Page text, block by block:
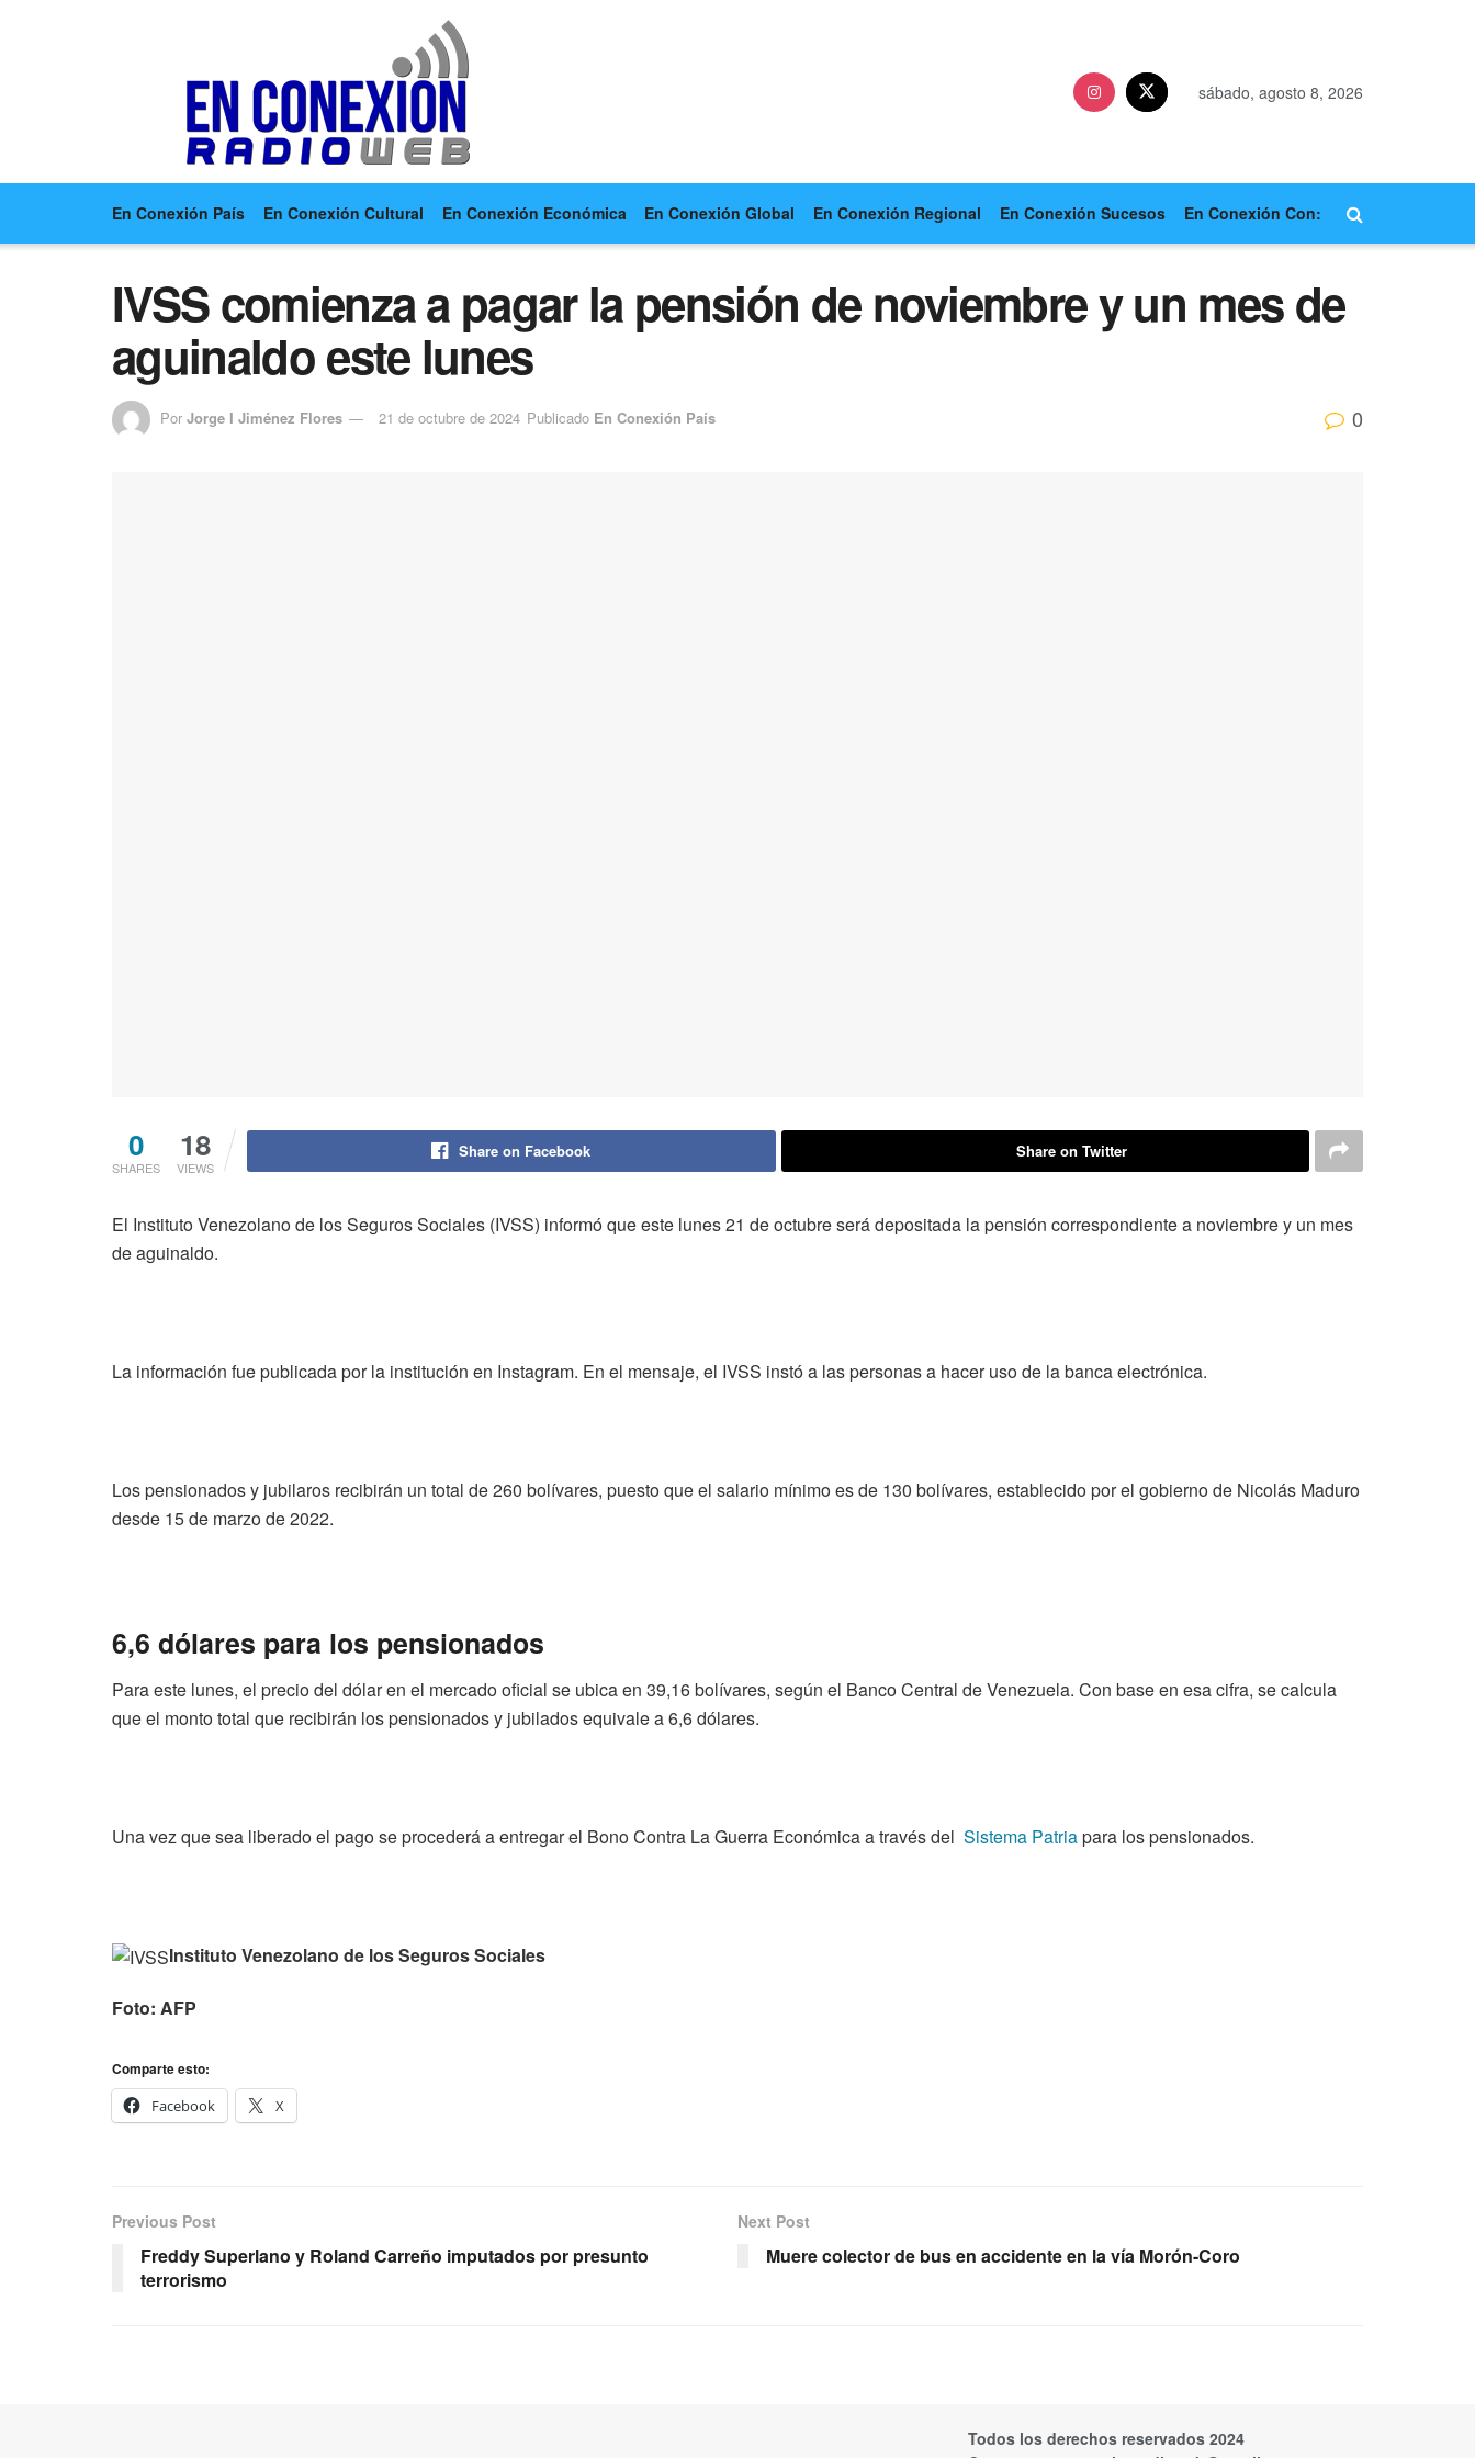
sábado, agosto 8, 2026
En Conexión País En Conexión Cultural En Conexión Económica En Conexión Global En Conexión Regional En Conexión Sucesos En Conexión Con:
IVSS comienza a pagar la pensión de noviembre y un mes de
aguinaldo este lunes
Por Jorge I Jiménez Flores 21 de octubre de 2024 Publicado En Conexión País 0
0
SHARES
18
VIEWS
Share on Facebook Share on Twitter
El Instituto Venezolano de los Seguros Sociales (IVSS) informó que este lunes 21 de octubre será depositada la pensión correspondiente a noviembre y un mes
de aguinaldo.
La información fue publicada por la institución en Instagram. En el mensaje, el IVSS instó a las personas a hacer uso de la banca electrónica.
Los pensionados y jubilaros recibirán un total de 260 bolívares, puesto que el salario mínimo es de 130 bolívares, establecido por el gobierno de Nicolás Maduro
desde 15 de marzo de 2022.
6,6 dólares para los pensionados
Para este lunes, el precio del dólar en el mercado oficial se ubica en 39,16 bolívares, según el Banco Central de Venezuela. Con base en esa cifra, se calcula
que el monto total que recibirán los pensionados y jubilados equivale a 6,6 dólares.
Una vez que sea liberado el pago se procederá a entregar el Bono Contra La Guerra Económica a través del Sistema Patriapara los pensionados.
Instituto Venezolano de los Seguros Sociales
Foto: AFP
Comparte esto:
Facebook
X
Previous Post
Freddy Superlano y Roland Carreño imputados por presunto
terrorismo
Next Post
Muere colector de bus en accidente en la vía Morón-Coro
Todos los derechos reservados 2024